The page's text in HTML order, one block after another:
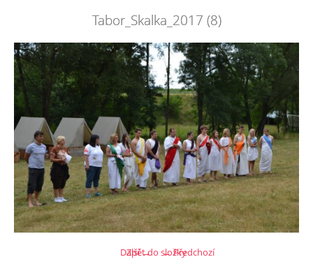
Tabor_Skalka_2017 (8)
← Předchozí
Další →
Zpět do složky